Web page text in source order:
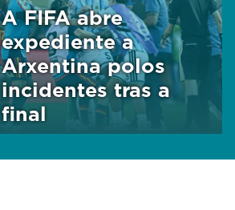
A FIFA abre
expediente a
Arxentina polos
incidentes tras a
final